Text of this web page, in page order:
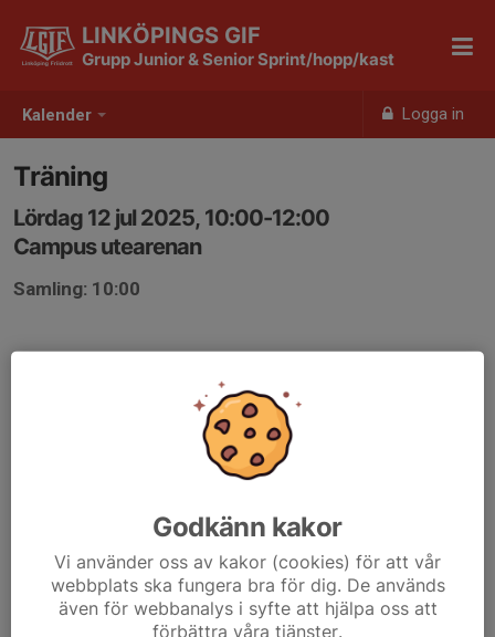
Kalender Logga in
LINKÖPINGS GIF
Grupp Junior & Senior Sprint/hopp/kast
Träning
Lördag 12 jul 2025, 10:00-12:00
Campus utearenan
Samling: 10:00
Godkänn kakor
Vi använder oss av kakor (cookies) för att vår
webbplats ska fungera bra för dig. De används
även för webbanalys i syfte att hjälpa oss att
förbättra våra tjänster.